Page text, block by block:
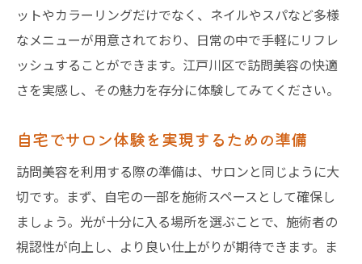
ットやカラーリングだけでなく、ネイルやスパなど多様
なメニューが用意されており、日常の中で手軽にリフレ
ッシュすることができます。江戸川区で訪問美容の快適
さを実感し、その魅力を存分に体験してみてください。
自宅でサロン体験を実現するための準備
訪問美容を利用する際の準備は、サロンと同じように大
切です。まず、自宅の一部を施術スペースとして確保し
ましょう。光が十分に入る場所を選ぶことで、施術者の
視認性が向上し、より良い仕上がりが期待できます。ま